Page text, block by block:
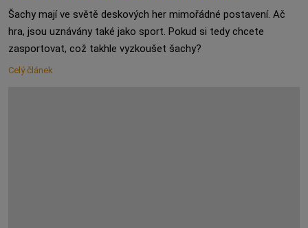
Šachy mají ve světě deskových her mimořádné postavení. Ač
hra, jsou uznávány také jako sport. Pokud si tedy chcete
zasportovat, což takhle vyzkoušet šachy?
Celý článek